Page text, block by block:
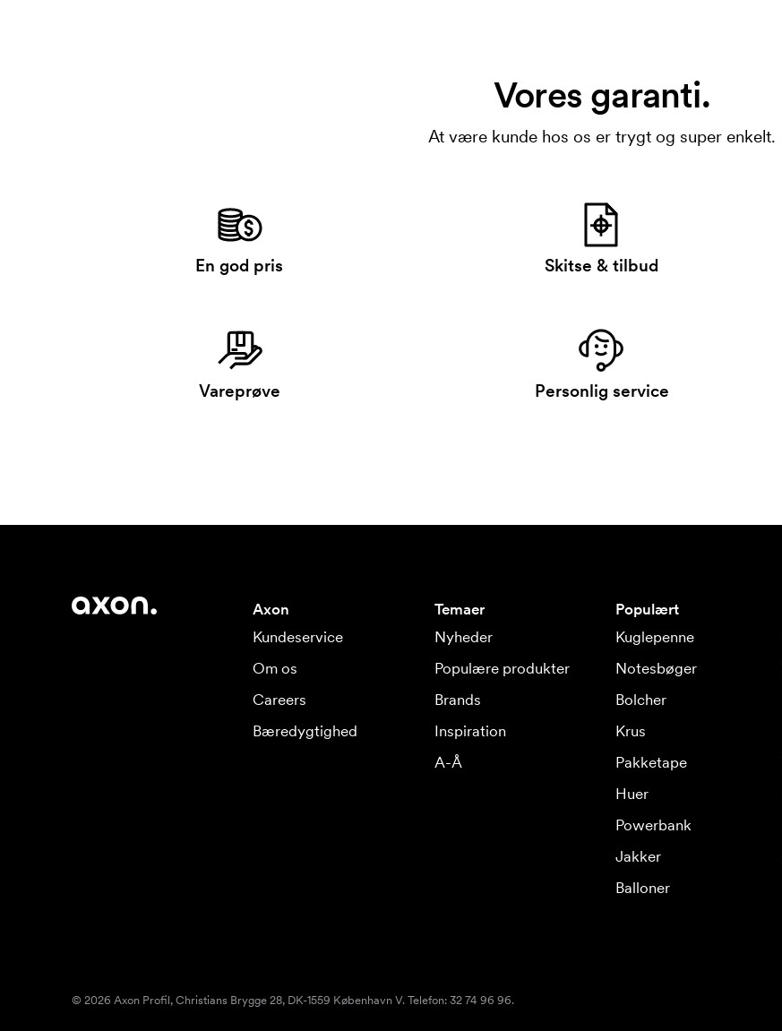
Vores garanti.
At være kunde hos os er trygt og super enkelt.
En god pris Skitse & tilbud
Vareprøve Personlig service
Axon
Kundeservice
Om os
Careers
Bæredygtighed
Temaer
Nyheder
Populære produkter
Brands
Inspiration
A-Å
Populært
Kuglepenne
Notesbøger
Bolcher
Krus
Pakketape
Huer
Powerbank
Jakker
Balloner
© 2026 Axon Profil, Christians Brygge 28, DK-1559 København V. Telefon: 32 74 96 96.